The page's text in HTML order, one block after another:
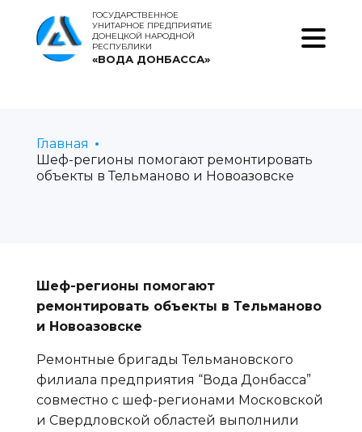
ГОСУДАРСТВЕННОЕ
УНИТАРНОЕ ПРЕДПРИЯТИЕ
ДОНЕЦКОЙ НАРОДНОЙ
РЕСПУБЛИКИ
«ВОДА ДОНБАССА»
Главная
Шеф-регионы помогают ремонтировать
объекты в Тельманово и Новоазовске
Шеф-регионы помогают
ремонтировать объекты в Тельманово
и Новоазовске
Ремонтные бригады Тельмановского
филиала предприятия “Вода Донбасса”
совместно с шеф-регионами Московской
и Свердловской областей выполнили